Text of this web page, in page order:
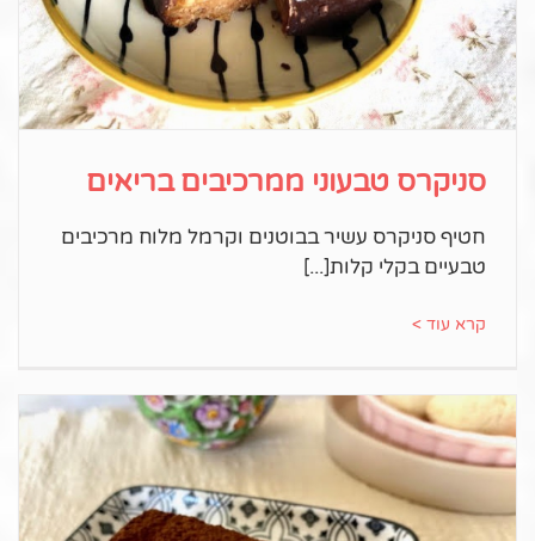
סניקרס טבעוני ממרכיבים בריאים
חטיף סניקרס עשיר בבוטנים וקרמל מלוח מרכיבים
טבעיים בקלי קלות
קרא עוד >